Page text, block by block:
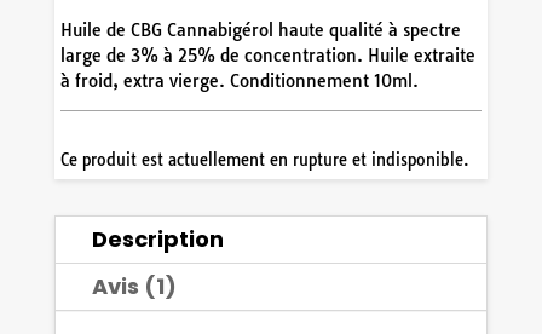
10/10 (1 avis)
Huile de CBG Cannabigérol haute qualité à spectre
large de 3% à 25% de concentration. Huile extraite
à froid, extra vierge. Conditionnement 10ml.
Ce produit est actuellement en rupture et indisponible.
Description
Avis (1)